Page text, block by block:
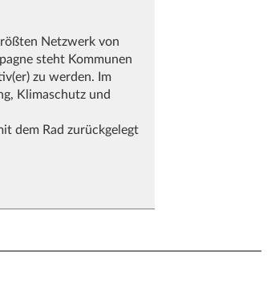
Netzwerk von
steht Kommunen
zu werden. Im
Klimaschutz und
dem Rad zurückgelegt